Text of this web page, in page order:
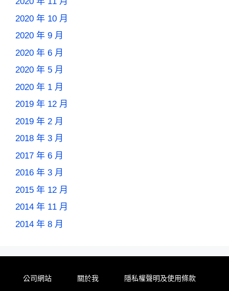
2020 年 10 月
2020 年 9 月
2020 年 6 月
2020 年 5 月
2020 年 1 月
2019 年 12 月
2019 年 2 月
2018 年 3 月
2017 年 6 月
2016 年 3 月
2015 年 12 月
2014 年 11 月
2014 年 8 月
公司網站 關於我 隱私權聲明及使用條款